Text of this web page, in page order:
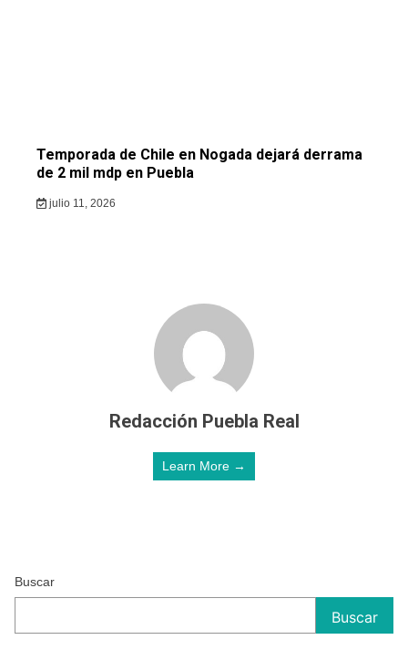
Temporada de Chile en Nogada dejará derrama
de 2 mil mdp en Puebla
julio 11, 2026
Redacción Puebla Real
Learn More →
Buscar
Buscar